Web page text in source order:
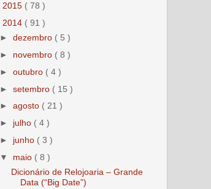
2015 ( 78 )
2014 ( 91 )
►dezembro ( 5 )
► novembro ( 8 )
►outubro ( 4 )
►setembro ( 15 )
►agosto ( 21 )
► julho ( 4 )
► junho ( 3 )
▼ maio ( 8 )
Dicionário de Relojoaria – Grande
Data (“Big Date”)